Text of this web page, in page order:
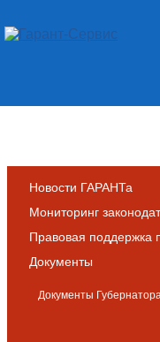
Новости ГАРАНТа
Мониторинг
Правовая поддержка
Документы
Документы